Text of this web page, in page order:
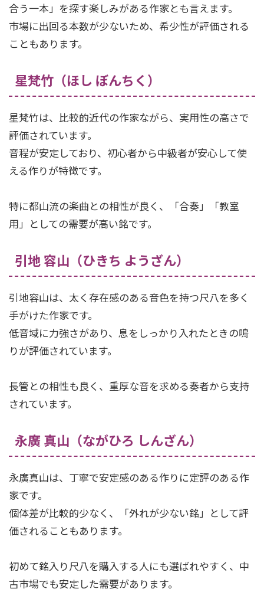
合う一本」を探す楽しみがある作家とも言えます。
市場に出回る本数が少ないため、希少性が評価される
こともあります。
星梵竹（ほし ぼんちく）
星梵竹は、比較的近代の作家ながら、実用性の高さで
評価されています。
音程が安定しており、初心者から中級者が安心して使
える作りが特徴です。
特に都山流の楽曲との相性が良く、「合奏」「教室
用」としての需要が高い銘です。
引地 容山（ひきち ようざん）
引地容山は、太く存在感のある音色を持つ尺八を多く
手がけた作家です。
低音域に力強さがあり、息をしっかり入れたときの鳴
りが評価されています。
長管との相性も良く、重厚な音を求める奏者から支持
されています。
永廣 真山（ながひろ しんざん）
永廣真山は、丁寧で安定感のある作りに定評のある作
家です。
個体差が比較的少なく、「外れが少ない銘」として評
価されることもあります。
初めて銘入り尺八を購入する人にも選ばれやすく、中
古市場でも安定した需要があります。